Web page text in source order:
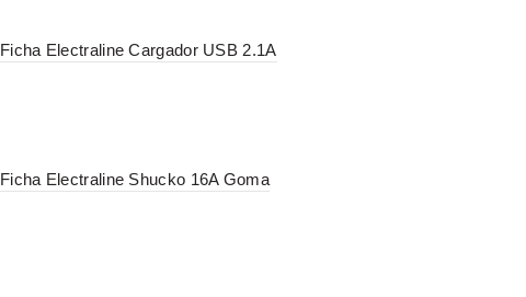
Ficha Electraline Cargador USB 2.1A
Ficha Electraline Shucko 16A Goma